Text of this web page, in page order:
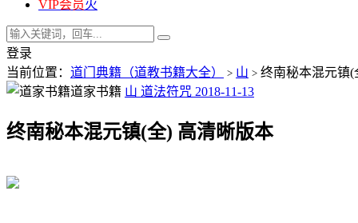
VIP会员火
登录
当前位置： 道门典籍（道教书籍大全） > 山 > 终南秘本混元镇(
道家书籍 山 道法符咒 2018-11-13
终南秘本混元镇(全) 高清晰版本